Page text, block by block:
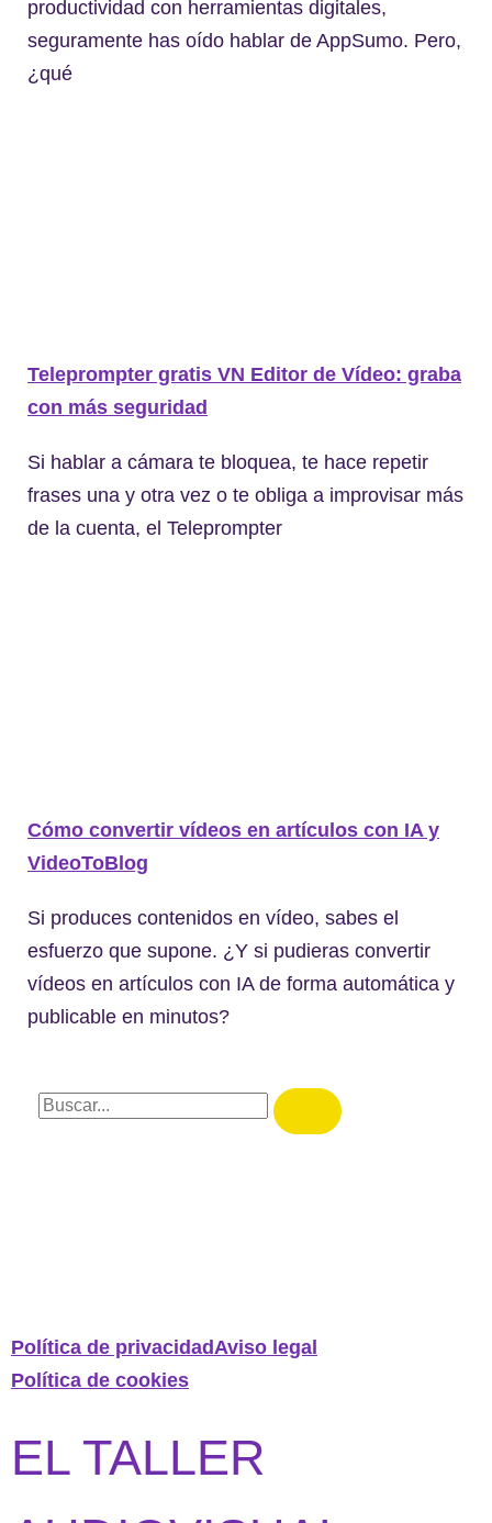
productividad con herramientas digitales,
seguramente has oído hablar de AppSumo. Pero,
¿qué
Teleprompter gratis VN Editor de Vídeo: graba
con más seguridad
Si hablar a cámara te bloquea, te hace repetir
frases una y otra vez o te obliga a improvisar más
de la cuenta, el Teleprompter
Cómo convertir vídeos en artículos con IA y
VideoToBlog
Si produces contenidos en vídeo, sabes el
esfuerzo que supone. ¿Y si pudieras convertir
vídeos en artículos con IA de forma automática y
publicable en minutos?
Política de privacidadAviso legal
Política de cookies
EL TALLER